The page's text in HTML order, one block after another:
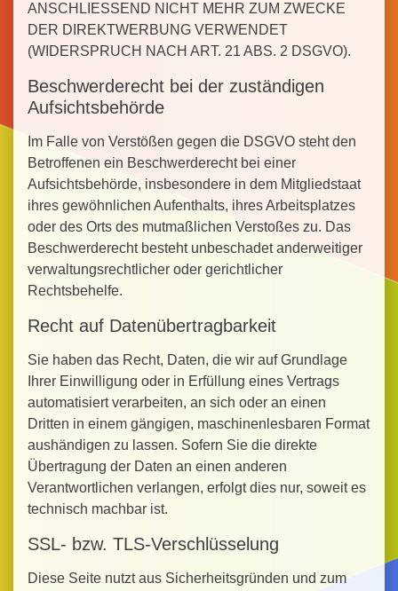
ANSCHLIESSEND NICHT MEHR ZUM ZWECKE
DER DIREKTWERBUNG VERWENDET
(WIDERSPRUCH NACH ART. 21 ABS. 2 DSGVO).
Beschwerde­recht bei der zuständigen
Aufsichts­behörde
Im Falle von Verstößen gegen die DSGVO steht den
Betroffenen ein Beschwerderecht bei einer
Aufsichtsbehörde, insbesondere in dem Mitgliedstaat
ihres gewöhnlichen Aufenthalts, ihres Arbeitsplatzes
oder des Orts des mutmaßlichen Verstoßes zu. Das
Beschwerderecht besteht unbeschadet anderweitiger
verwaltungsrechtlicher oder gerichtlicher
Rechtsbehelfe.
Recht auf Daten­übertrag­barkeit
Sie haben das Recht, Daten, die wir auf Grundlage
Ihrer Einwilligung oder in Erfüllung eines Vertrags
automatisiert verarbeiten, an sich oder an einen
Dritten in einem gängigen, maschinenlesbaren Format
aushändigen zu lassen. Sofern Sie die direkte
Übertragung der Daten an einen anderen
Verantwortlichen verlangen, erfolgt dies nur, soweit es
technisch machbar ist.
SSL- bzw. TLS-Verschlüsselung
Diese Seite nutzt aus Sicherheitsgründen und zum